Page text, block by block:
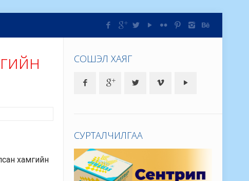
хамгийн
СОШЭЛ ХАЯГ
СУРТАЛЧИЛГАА